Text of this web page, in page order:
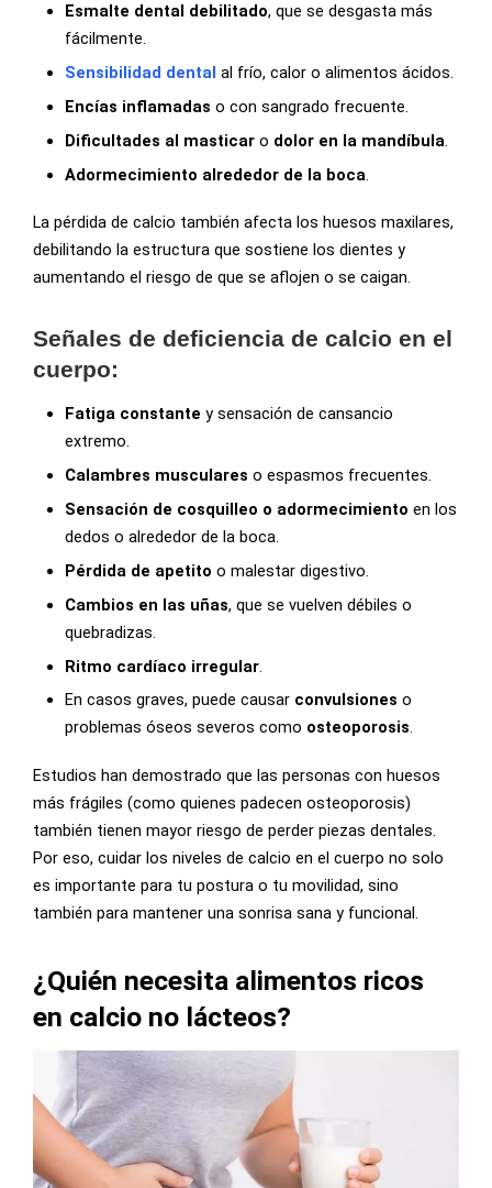
Esmalte dental debilitado, que se desgasta más
fácilmente.
Sensibilidad dental al frío, calor o alimentos ácidos.
Encías inflamadas o con sangrado frecuente.
Dificultades al masticar o dolor en la mandíbula.
Adormecimiento alrededor de la boca
La pérdida de calcio también afecta los huesos maxilares,
debilitando la estructura que sostiene los dientes y
aumentando el riesgo de que se aflojen o se caigan.
Señales de deficiencia de calcio en el
cuerpo:
Fatiga constante y sensación de cansancio
extremo.
Calambres musculares o espasmos frecuentes.
Sensación de cosquilleo o adormecimiento en los
dedos o alrededor de la boca.
Pérdida de apetito o malestar digestivo.
Cambios en las uñas, que se vuelven débiles o
quebradizas.
Ritmo cardíaco irregular.
En casos graves, puede causar convulsiones o
problemas óseos severos como osteoporosis.
Estudios han demostrado que las personas con huesos
más frágiles (como quienes padecen osteoporosis)
también tienen mayor riesgo de perder piezas dentales.
Por eso, cuidar los niveles de calcio en el cuerpo no solo
es importante para tu postura o tu movilidad, sino
también para mantener una sonrisa sana y funcional.
¿Quién necesita alimentos ricos
en calcio no lácteos?